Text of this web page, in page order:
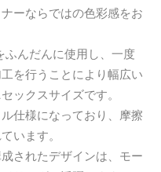
ーならではの色彩感をお
ふんだんに使用し、一度
を行うことにより幅広い
ックスサイズです。
仕様になっており、摩擦
います。
されたデザインは、モー